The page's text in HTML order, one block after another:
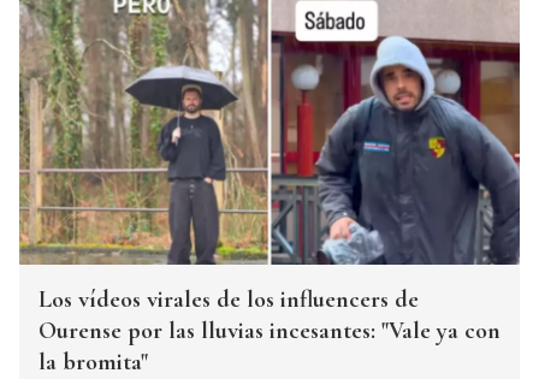
Los vídeos virales de los influencers de
Ourense por las lluvias incesantes: "Vale ya con
la bromita"